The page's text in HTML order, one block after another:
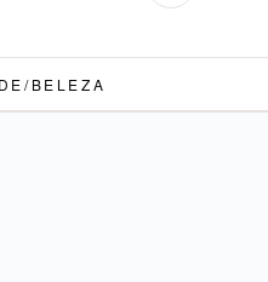
BELEZA